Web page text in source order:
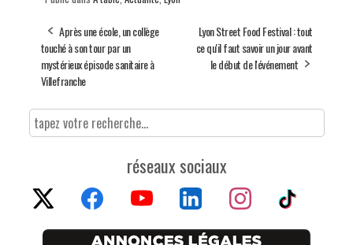
Après une école, un collège
touché à son tour par un
mystérieux épisode sanitaire à
Villefranche
Lyon Street Food Festival : tout
ce qu'il faut savoir un jour avant
le début de l'événement
réseaux sociaux